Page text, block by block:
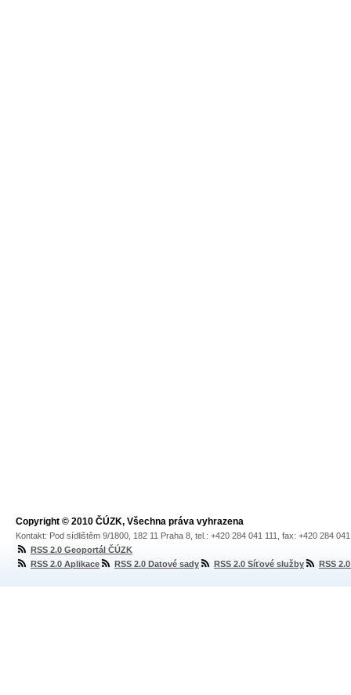
Copyright © 2010 ČÚZK, Všechna práva vyhrazena
Kontakt: Pod sídlištěm 9/1800, 182 11 Praha 8, tel.: +420 284 041 111, fax: +420 284
RSS 2.0 Geoportál ČÚZK
RSS 2.0 Aplikace
RSS 2.0 Datové sady RSS 2.0 Síťové služby RSS